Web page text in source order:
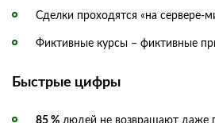
Сделки проходятся «на сервере-
Фиктивные курсы – фиктивные
Быстрые цифры
85 % людей не возвращают даже